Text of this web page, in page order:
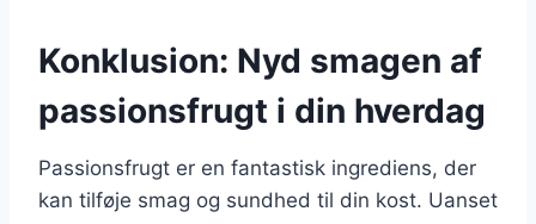
Konklusion: Nyd smagen af
passionsfrugt i din hverdag
Passionsfrugt er en fantastisk ingrediens, der
kan tilføje smag og sundhed til din kost. Uanset